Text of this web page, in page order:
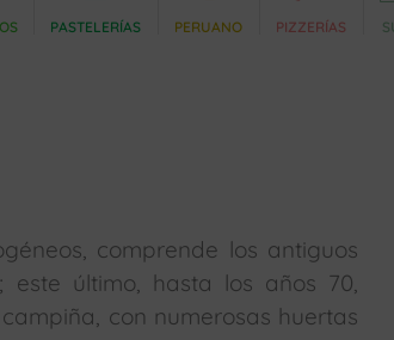
PASTELERÍAS PERUANO PIZZERÍAS
comprende los antiguos
este último, hasta los años 70,
con numerosas huertas